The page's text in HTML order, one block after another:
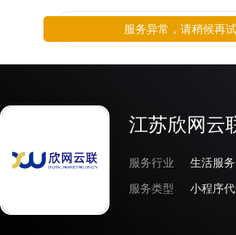
江苏欣网云
服务行业
生活服
服务类型
小程序
服务异常，请稍候再试